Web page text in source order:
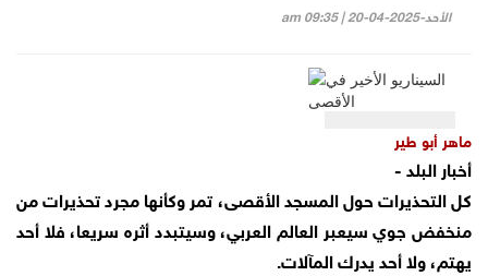
الأحد-2025-04-20 | 09:35 am
ماهر أبو طير
أخبار البلد -
كل التحذيرات حول المسجد الأقصى، تمر وكأنها مجرد تحذيرات من
منخفض جوي سيعبر العالم العربي، وسيتبدد أثره سريعا، فلا أحد
يهتم، ولا أحد يدرك المآلات.